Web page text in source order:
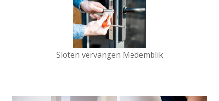
Sloten vervangen Medemblik